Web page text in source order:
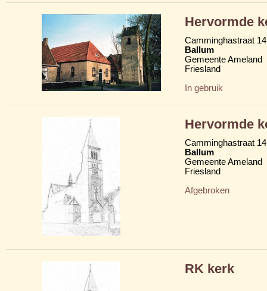
Hervormde
Camminghastraat 14
Ballum
Gemeente Ameland
Friesland
In gebruik
Hervormde
Camminghastraat 14
Ballum
Gemeente Ameland
Friesland
Afgebroken
RK kerk